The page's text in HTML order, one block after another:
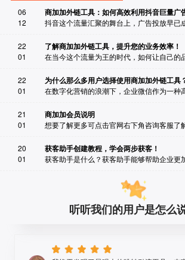
06
12
商加加外链工具：如何高效利用抖音巨量广
抖音这个流量汇聚的舞台上，广告投放早已
22
01
了解商加加外链工具，提升您的业务效率！
在当今这个流量为王的时代，如何让自己的
22
01
为什么那么多用户选择使用商加加外链工具
在数字化营销的浪潮下，企业微信作为一种
21
01
商加加会员说明
想要了解更多可点击官网右下角咨询客服了
20
01
获客助手创建教程，学会两步获客！
获客助手是什么？获客助手能够帮助企业更
听听我们的用户是怎么
南飞
亮，目前使用商加加已经有9个月了，我们
升，由原来的每一个客户都需要电话去对
我们是一家大型的企业，对于选择供应商
最终选择商加加，专业的解答给我印象深
常好，我们是年费会员，还担心一次性付
不上，完全是多想了，基本上秒回信息，
我终于发现了最强大的跳转引流工具，丰